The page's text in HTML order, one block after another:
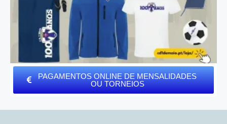
PAGAMENTOS ONLINE DE MENSALIDADES
OU TORNEIOS